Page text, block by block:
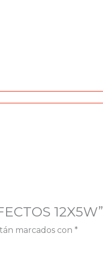
12X5W”
marcados con *